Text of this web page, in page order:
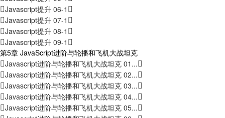
Javascript提升 06-1
Javascript提升 07-1
Javascript提升 08-1
Javascript提升 09-1
第5章 JavaScript进阶与轮播和飞机大战坦克
Javascript进阶与轮播和飞机大战坦克 01...
Javascript进阶与轮播和飞机大战坦克 02...
Javascript进阶与轮播和飞机大战坦克 03...
Javascript进阶与轮播和飞机大战坦克 04...
Javascript进阶与轮播和飞机大战坦克 05...